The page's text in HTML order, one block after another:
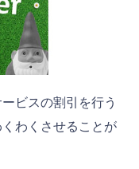
ビスの割引を行う
わくさせることが